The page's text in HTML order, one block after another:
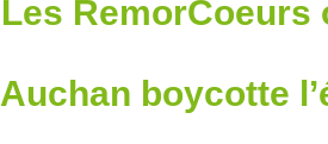
Les RemorCoeurs
Auchan boycotte